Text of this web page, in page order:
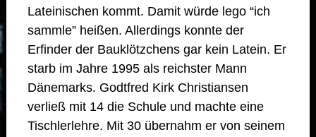
Lateinischen kommt. Damit würde lego “ich
sammle” heißen. Allerdings konnte der
Erfinder der Bauklötzchens gar kein Latein. Er
starb im Jahre 1995 als reichster Mann
Dänemarks. Godtfred Kirk Christiansen
verließ mit 14 die Schule und machte eine
Tischlerlehre. Mit 30 übernahm er von seinem